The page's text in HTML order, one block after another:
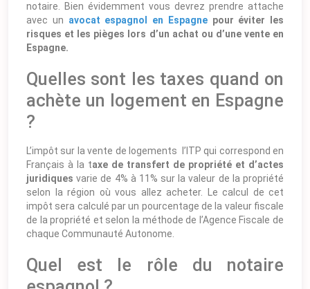
notaire. Bien évidemment vous devrez prendre attache
avec un avocat espagnol en Espagnepour éviter les
risques et les pièges lors d’un achat ou d’une vente en
Espagne.
Quelles sont les taxes quand on
achète un logement en Espagne
?
L’impôt sur la vente de logements l’ITP qui correspond en
Français à la taxe de transfert de propriété et d’actes
juridiquesvarie de 4% à 11% sur la valeur de la propriété
selon la région où vous allez acheter. Le calcul de cet
impôt sera calculé par un pourcentage de la valeur fiscale
de la propriété et selon la méthode de l’Agence Fiscale de
chaque Communauté Autonome.
Quel est le rôle du notaire